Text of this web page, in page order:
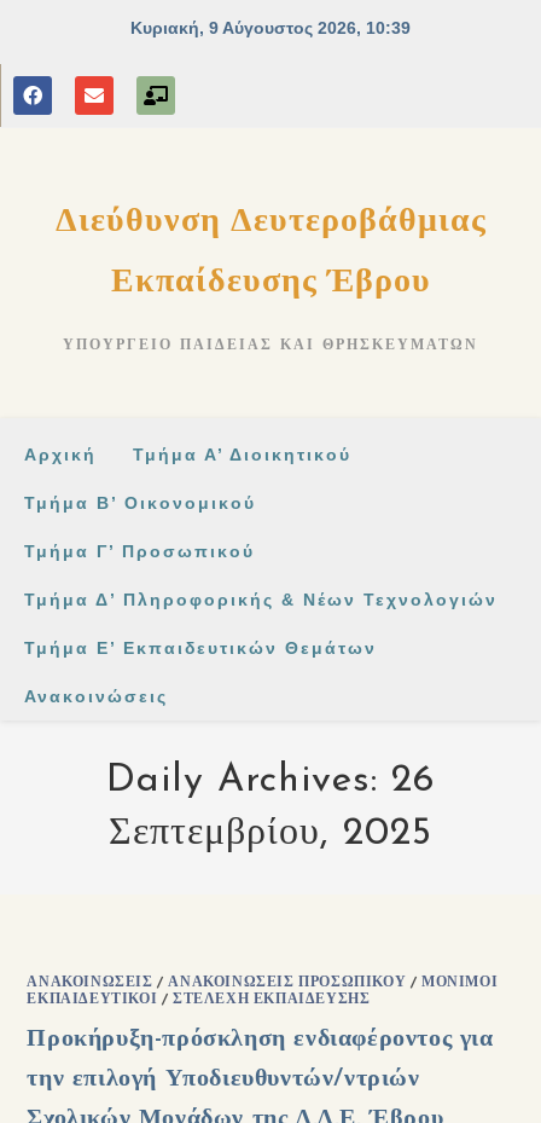
Διεύθυνση Δευτεροβάθμιας
Εκπαίδευσης Έβρου
ΥΠΟΥΡΓΕΊΟ ΠΑΙΔΕΊΑΣ ΚΑΙ ΘΡΗΣΚΕΥΜΆΤΩΝ
Αρχική Τμήμα Α’ Διοικητικού
Τμήμα Β’ Οικονομικού
Τμήμα Γ’ Προσωπικού
Τμήμα Δ’ Πληροφορικής & Νέων Τεχνολογιών
Τμήμα Ε’ Εκπαιδευτικών Θεμάτων
Ανακοινώσεις
Daily Archives: 26
Σεπτεμβρίου, 2025
ΑΝΑΚΟΙΝΏΣΕΙΣ /ΑΝΑΚΟΙΝΏΣΕΙΣ ΠΡΟΣΩΠΙΚΟΎ /ΜΌΝΙΜΟΙ
ΕΚΠΑΙΔΕΥΤΙΚΟΊ /ΣΤΕΛΈΧΗ ΕΚΠΑΊΔΕΥΣΗΣ
Προκήρυξη-πρόσκληση ενδιαφέροντος για
την επιλογή Υποδιευθυντών/ντριών